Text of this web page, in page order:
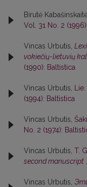
Birutė
Vol. 31 No. 2
Vincas Urbutis,
vokiečių-lietuvių
(1990): Baltistica
Vincas Urbutis, Lie.
(1994): Baltistica
Vincas Urbutis,
No. 2 (1974):
Vincas Urbutis, T.
second manuscript
Vincas Urbutis,